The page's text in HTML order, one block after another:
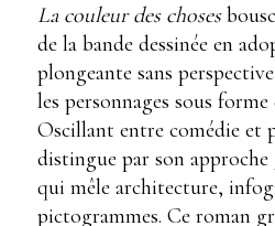
La couleur des choses
de la bande dessinée en
plongeante sans
les personnages sous forme
Oscillant entre comédie et
distingue par son approche
qui mêle architecture,
pictogrammes. Ce roman